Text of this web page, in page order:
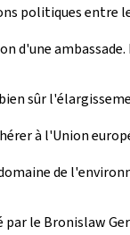
politiques entre
d'une
sûr
à l'Union
de
le Bronislaw